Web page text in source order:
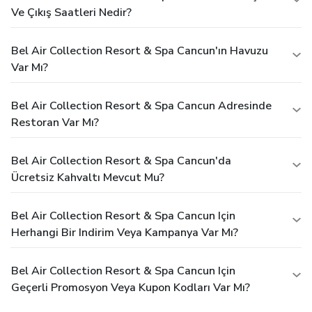
paid directly to the hotel.
Ve Çıkış Saatleri Nedir?
Bel Air Collection Resort & Spa Cancun'ın Havuzu
Var Mı?
Bel Air Collection Resort & Spa Cancun Adresinde
Restoran Var Mı?
Bel Air Collection Resort & Spa Cancun'da
Ücretsiz Kahvaltı Mevcut Mu?
Bel Air Collection Resort & Spa Cancun Için
Herhangi Bir Indirim Veya Kampanya Var Mı?
Bel Air Collection Resort & Spa Cancun Için
Geçerli Promosyon Veya Kupon Kodları Var Mı?